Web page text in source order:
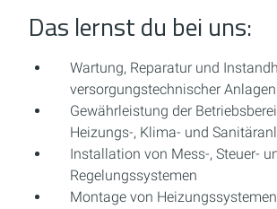
Das lernst du bei uns:
Wartung, Reparatur und
versorgungstechnischer
Gewährleistung der
Heizungs-, Klima- und
Installation von Mess-, Steuer-
Regelungssystemen
Montage von